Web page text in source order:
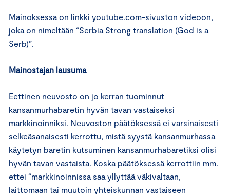
Mainoksessa on linkki youtube.com-sivuston videoon,
joka on nimeltään “Serbia Strong translation (God is a
Serb)”.
Mainostajan lausuma
Eettinen neuvosto on jo kerran tuominnut
kansanmurhabaretin hyvän tavan vastaiseksi
markkinoinniksi. Neuvoston päätöksessä ei varsinaisesti
selkeäsanaisesti kerrottu, mistä syystä kansanmurhassa
käytetyn baretin kutsuminen kansanmurhabaretiksi olisi
hyvän tavan vastaista. Koska päätöksessä kerrottiin mm.
ettei “markkinoinnissa saa yllyttää väkivaltaan,
laittomaan tai muutoin yhteiskunnan vastaiseen